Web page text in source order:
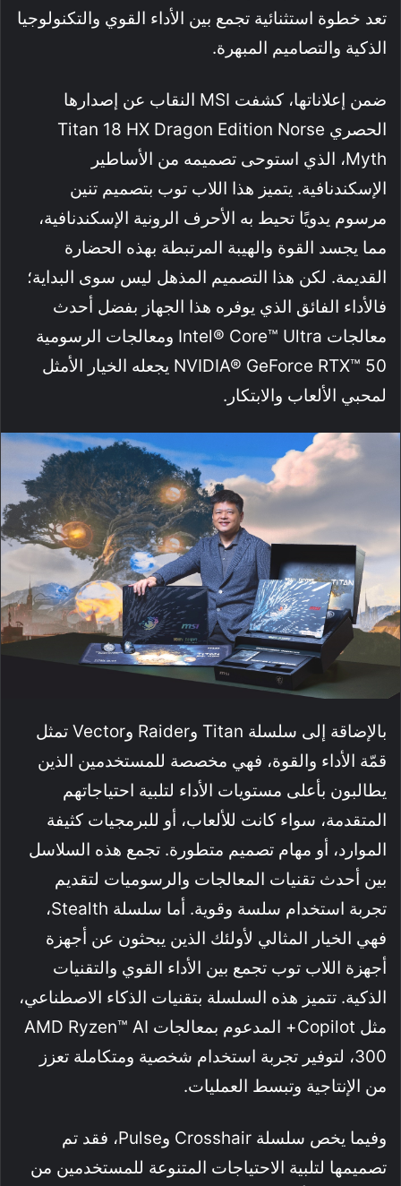
تعد خطوة استثنائية تجمع بين الأداء القوي والتكنولوجيا
الذكية والتصاميم المبهرة.
ضمن إعلاناتها، كشفت MSI النقاب عن إصدارها
الحصري Titan 18 HX Dragon Edition Norse
Myth، الذي استوحى تصميمه من الأساطير
الإسكندنافية. يتميز هذا اللاب توب بتصميم تنين
مرسوم يدويًا تحيط به الأحرف الرونية الإسكندنافية،
مما يجسد القوة والهيبة المرتبطة بهذه الحضارة
القديمة. لكن هذا التصميم المذهل ليس سوى البداية؛
فالأداء الفائق الذي يوفره هذا الجهاز بفضل أحدث
معالجات Intel® Core™ Ultra ومعالجات الرسومية
NVIDIA® GeForce RTX™ 50 يجعله الخيار الأمثل
لمحبي الألعاب والابتكار.
بالإضاقة إلى سلسلة Titan وRaider وVector تمثل
قمّة الأداء والقوة، فهي مخصصة للمستخدمين الذين
يطالبون بأعلى مستويات الأداء لتلبية احتياجاتهم
المتقدمة، سواء كانت للألعاب، أو للبرمجيات كثيفة
الموارد، أو مهام تصميم متطورة. تجمع هذه السلاسل
بين أحدث تقنيات المعالجات والرسوميات لتقديم
تجربة استخدام سلسة وقوية. أما سلسلة Stealth،
فهي الخيار المثالي لأولئك الذين يبحثون عن أجهزة
أجهزة اللاب توب تجمع بين الأداء القوي والتقنيات
الذكية. تتميز هذه السلسلة بتقنيات الذكاء الاصطناعي،
مثل Copilot+ المدعوم بمعالجات AMD Ryzen™ AI
300، لتوفير تجربة استخدام شخصية ومتكاملة تعزز
من الإنتاجية وتبسط العمليات.
وفيما يخص سلسلة Crosshair وPulse، فقد تم
تصميمها لتلبية الاحتياجات المتنوعة للمستخدمين من